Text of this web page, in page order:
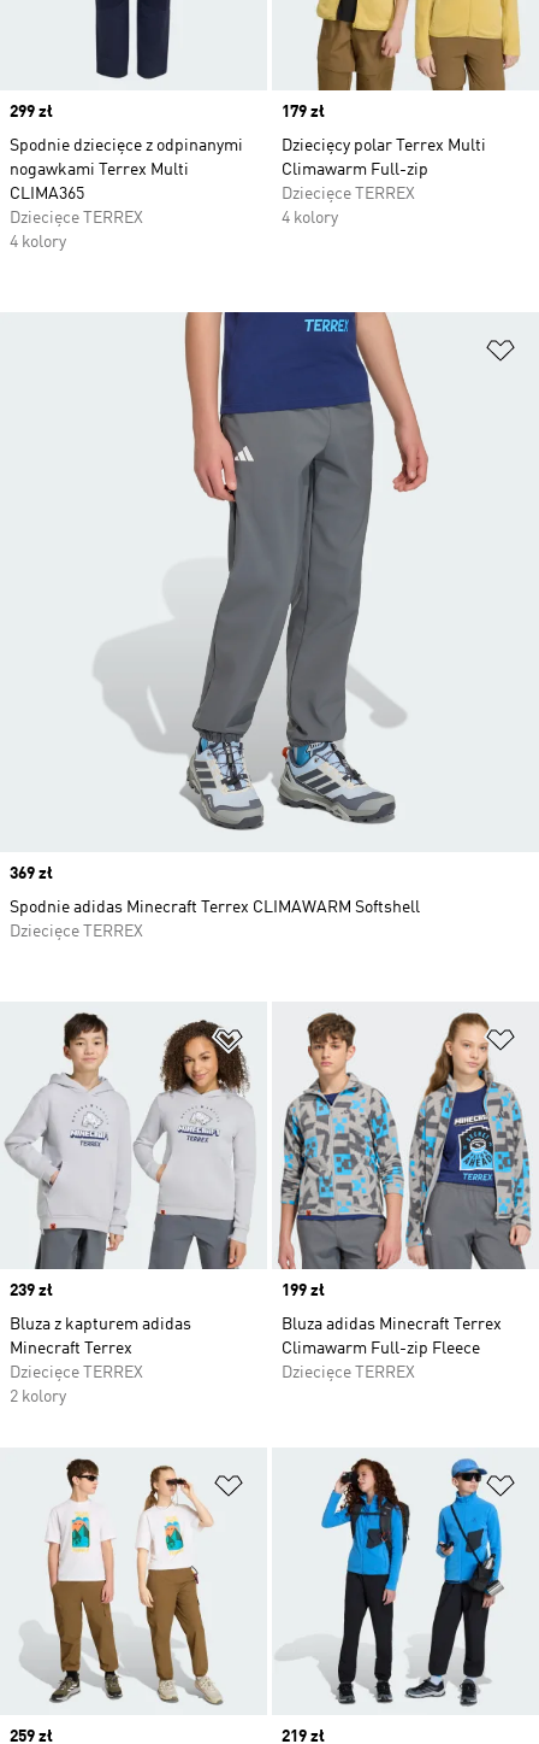
Price
299 zł
Spodnie dziecięce z odpinanymi
nogawkami Terrex Multi
CLIMA365
Dziecięce TERREX
4 kolory
Price
179 zł
Dziecięcy polar Terrex Multi
Climawarm Full-zip
Dziecięce TERREX
4 kolory
Dodaj do listy życzeń
Price
239 zł
Bluza z kapturem adidas
Minecraft Terrex
Dziecięce TERREX
2 kolory
Price
199 zł
Bluza adidas Minecraft Terrex
Climawarm Full-zip Fleece
Dziecięce TERREX
Dodaj do listy życzeń
Price
259 zł Price
219 zł
Price
369 zł
Spodnie adidas Minecraft Terrex CLIMAWARM Softshell
Dziecięce TERREX